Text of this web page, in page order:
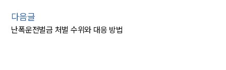
다음글
난폭운전벌금 처벌 수위와 대응 방법